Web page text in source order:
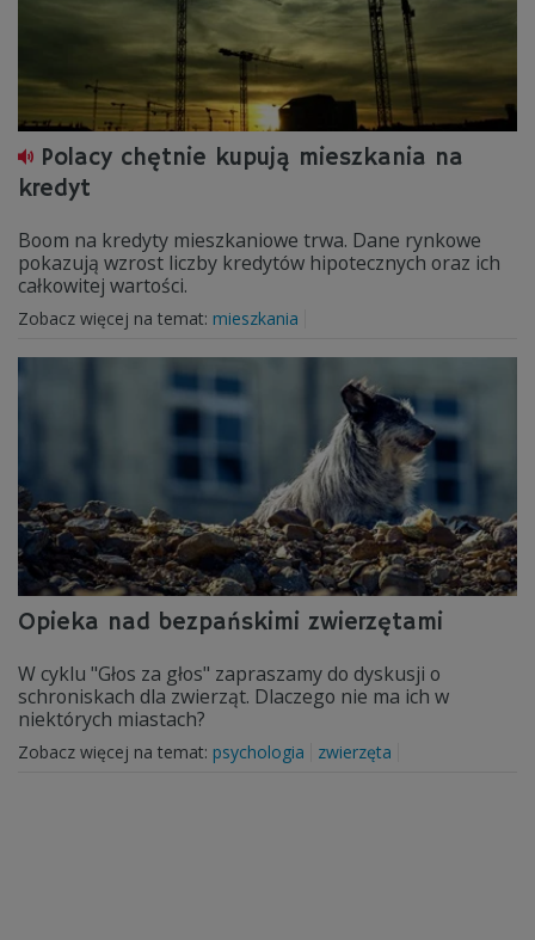
Polacy chętnie kupują mieszkania na
kredyt
Boom na kredyty mieszkaniowe trwa. Dane rynkowe
pokazują wzrost liczby kredytów hipotecznych oraz ich
całkowitej wartości.
Zobacz więcej na temat: mieszkania
Opieka nad bezpańskimi zwierzętami
W cyklu "Głos za głos" zapraszamy do dyskusji o
schroniskach dla zwierząt. Dlaczego nie ma ich w
niektórych miastach?
Zobacz więcej na temat: psychologia zwierzęta